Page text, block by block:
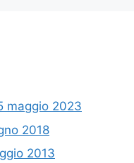
maggio 2023
2018
2013